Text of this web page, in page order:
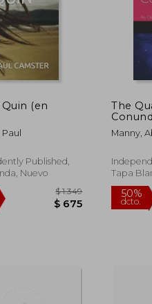
$ 2.011
$ 1.005
(en
Paul
Published,
Nuevo
The
Time
Manny,
Tapa